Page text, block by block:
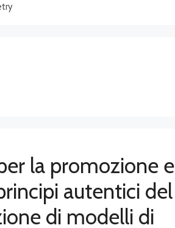
la promozione e
autentici del
di modelli di